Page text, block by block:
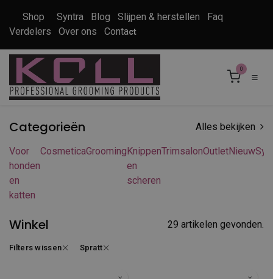
Shop Syntra Blog Slijpen & herstellen
Faq
Verdelers
Over ons Contact
0
Categorieën Alles bekijken
Voor
honden
en
katten
CosmeticaGroomingKnippen
en
scheren
TrimsalonOutletNieuw
Winkel 29 artikelen gevonden.
Filters wissen Spratt